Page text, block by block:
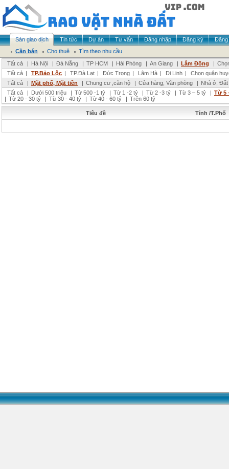
Sàn giao dịch Tin tức Dự án Tư vấn Đăng nhập Đăng ký
Đăng
Cần bán
Cho thuê
Tìm theo nhu cầu
Tất cả
| Hà Nội | Đà Nẵng | TP HCM | Hải Phòng | An Giang | Lâm Đồng |
Tất cả | TP.Bảo Lộc | TP.Đà Lạt | Đức Trọng | Lâm Hà | Di Linh |
Chọn quận
Tất cả
| Mặt phố, Mặt tiền | Chung cư ,căn hộ | Cửa hàng, Văn phòng | Nhà ở,
Tất cả
| Dưới 500 triệu | Từ 500 -1 tỷ | Từ 1 -2 tỷ | Từ 2 -3 tỷ | Từ 3 – 5 tỷ | Từ 5
| Từ 20 - 30 tỷ | Từ 30 - 40 tỷ | Từ 40 - 60 tỷ | Trên 60 tỷ
Tiêu đề Tỉnh /T.Phố